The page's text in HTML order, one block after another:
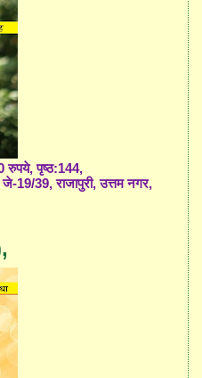
रुपये, पृष्ठ:144,
39, राजापुरी, उत्तम नगर,